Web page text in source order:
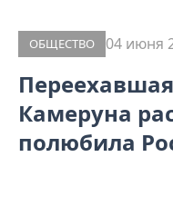
ОБЩЕСТВО 04 июня
Камеруна
полюбила